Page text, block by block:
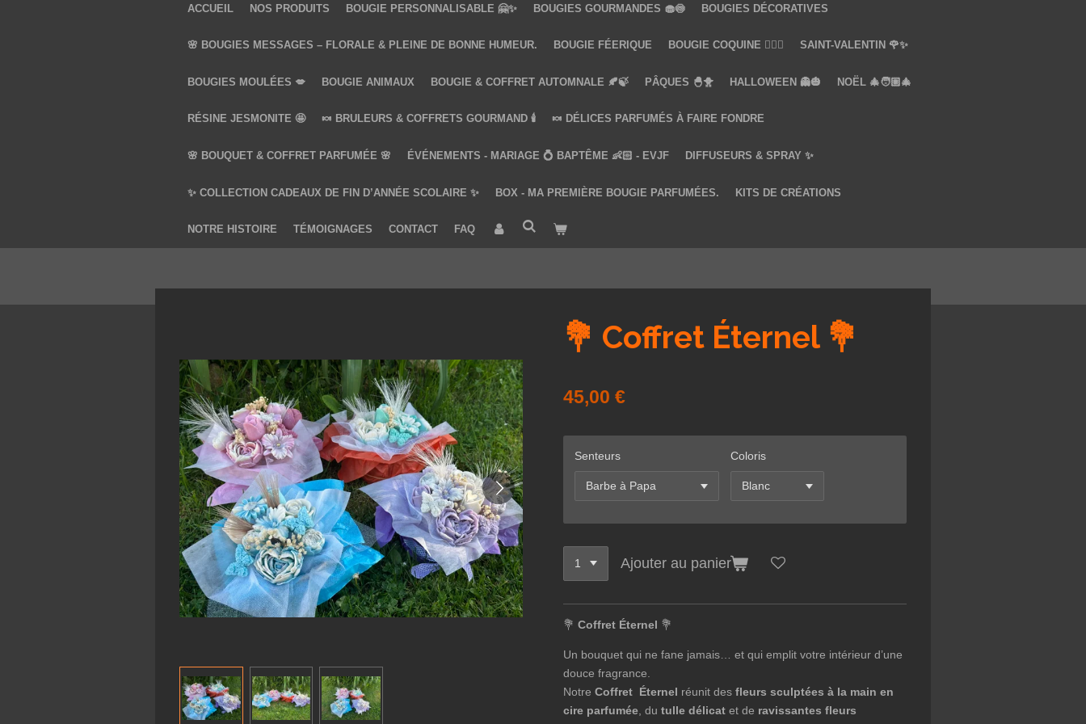
ACCUEIL NOS PRODUITS BOUGIE PERSONNALISABLE 🤗✨ BOUGIES GOURMANDES 🧁🍥 BOUGIES DÉCORATIVES
🌸 BOUGIES MESSAGES – FLORALE & PLEINE DE BONNE HUMEUR. BOUGIE FÉERIQUE BOUGIE COQUINE ❤️‍🔥🔞 SAINT-VALENTIN 🌹✨
BOUGIES MOULÉES 💋 BOUGIE ANIMAUX BOUGIE & COFFRET AUTOMNALE 🍂🍃 PÂQUES 🐣🐥 HALLOWEEN 👻🎃 NOËL 🎄🧑🏼‍🎄
RÉSINE JESMONITE 🤩 🍬 BRULEURS & COFFRETS GOURMAND 🕯️ 🍬 DÉLICES PARFUMÉS À FAIRE FONDRE
🌸 BOUQUET & COFFRET PARFUMÉE 🌸 ÉVÉNEMENTS - MARIAGE 💍 BAPTÊME 👶🏻 - EVJF DIFFUSEURS & SPRAY ✨
✨ COLLECTION CADEAUX DE FIN D’ANNÉE SCOLAIRE ✨ BOX - MA PREMIÈRE BOUGIE PARFUMÉES. KITS DE CRÉATIONS
NOTRE HISTOIRE TÉMOIGNAGES CONTACT FAQ
💐 Coffret Éternel 💐
45,00 €
Senteurs Coloris
Ajouter au panier
💐 Coffret Éternel 💐
Un bouquet qui ne fane jamais… et qui emplit votre intérieur d’une
douce fragrance.
Notre Coffret Éternel réunit des fleurs sculptées à la main en
cire parfumée, du tulle délicat et de ravissantes fleurs